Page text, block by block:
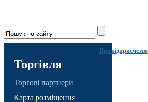
Про підприємство
Торгівля
Торгові партнери
Карта розміщення